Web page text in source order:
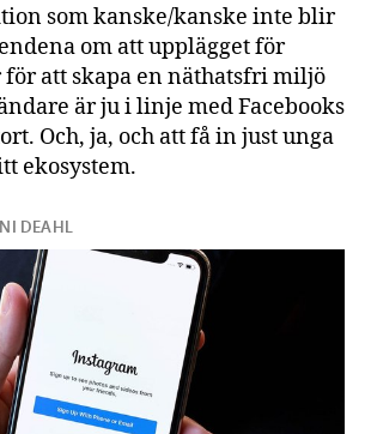
som kanske/kanske inte blir
om att upplägget för
att skapa en näthatsfri miljö
är ju i linje med Facebooks
Och, ja, och att få in just unga
ekosystem.